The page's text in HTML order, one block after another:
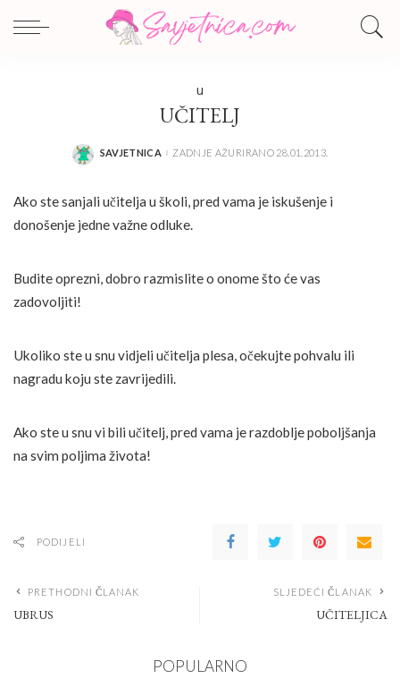
U
UČITELJ
POSTED
SAVJETNICA ZADNJE AŽURIRANO 28.01.2013.
Ako ste sanjali učitelja u školi, pred vama je iskušenje i
donošenje jedne važne odluke.
Budite oprezni, dobro razmislite o onome što će vas
zadovoljiti!
Ukoliko ste u snu vidjeli učitelja plesa, očekujte pohvalu ili
nagradu koju ste zavrijedili.
Ako ste u snu vi bili učitelj, pred vama je razdoblje poboljšanja
na svim poljima života!
PODIJELI
PRETHODNI ČLANAK
UBRUS
SLJEDEĆI ČLANAK
UČITELJICA
POPULARNO